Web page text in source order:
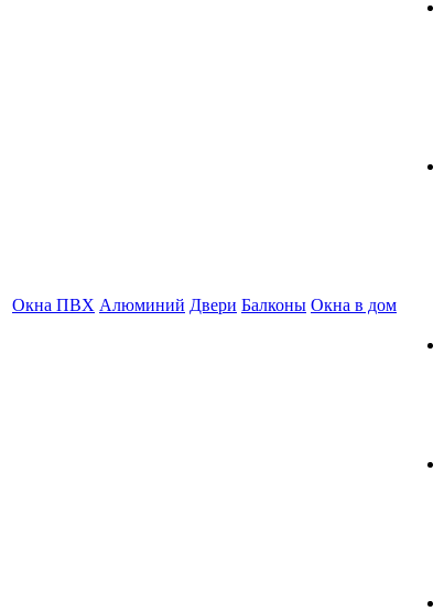
Окна ПВХ Алюминий Двери Балконы Окна в дом